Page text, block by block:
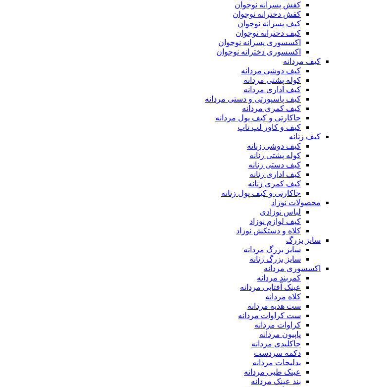
کفش پسرانه نوجوان
کفش دخترانه نوجوان
کیف پسرانه نوجوان
کیف دخترانه نوجوان
اکسسوری پسرانه نوجوان
اکسسوری دخترانه نوجوان
کیف مردانه
کیف دوشی مردانه
کوله پشتی مردانه
کیف اداری مردانه
کیف پاسپورتی و دستی مردانه
کیف کمری مردانه
جاکارتی و کیف پول مردانه
کیف و کاور لپ تاپ
کیف زنانه
کیف دوشی زنانه
کوله پشتی زنانه
کیف دستی زنانه
کیف اداری زنانه
کیف کمری زنانه
جاکارتی و کیف پول زنانه
محصولات نوزاد
لباس نوزادی
کیف لوازم نوزاد
کلاه و دستکش نوزاد
سایز بزرگ
سایز بزرگ مردانه
سایز بزرگ زنانه
اکسسوری مردانه
کمربند مردانه
عینک آفتابی مردانه
کلاه مردانه
ست هدیه مردانه
ست کراوات مردانه
کراوات مردانه
پاپیون مردانه
جاکلیدی مردانه
دکمه سردست
بدلیجات مردانه
عینک طبی مردانه
بند عینک مردانه